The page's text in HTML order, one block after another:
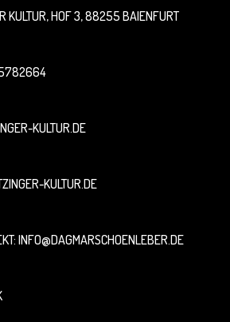
KULTUR, HOF 3, 88255 BAIENFURT
KULTUR.DE
KULTUR.DE
INFO@DAGMARSCHOENLEBER.DE